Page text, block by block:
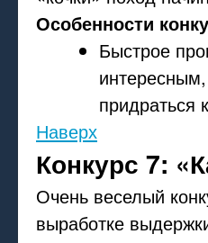
Особенности
Быстрое
придраться
Наверх
Конкурс 7:
Очень веселый
выработке